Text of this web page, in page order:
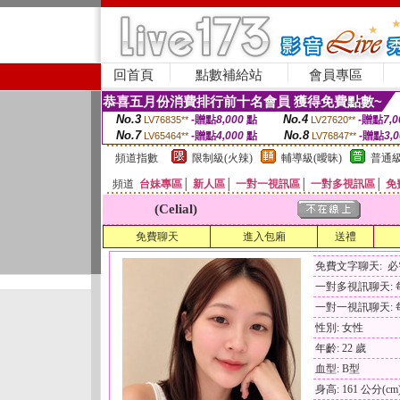
回首頁 點數補給站 會員專區
恭喜五月份消費排行前十名會員 獲得免費點數~
No.3 LV76835** -贈點8,000點 No.4 LV27620** -贈點
No.7 LV65464** -贈點4,000 點 No.8 LV76847** -贈點
頻道指數
限制級(火辣) 輔導級(曖昧) 普通
頻道 台妹專區 新人區 一對一視訊區 一對多視訊區 免
(Celial)
免費聊天 進入包廂 送禮
免費文字聊天:
一對多視訊聊天:
一對一視訊聊天:
性別: 女性
年齡: 22 歲
血型: B型
身高: 161 公分